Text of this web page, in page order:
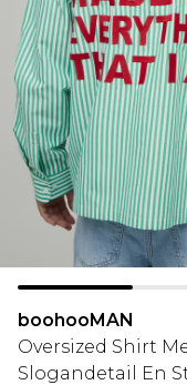
boohooMAN
Oversized Shirt
Slogandetail En